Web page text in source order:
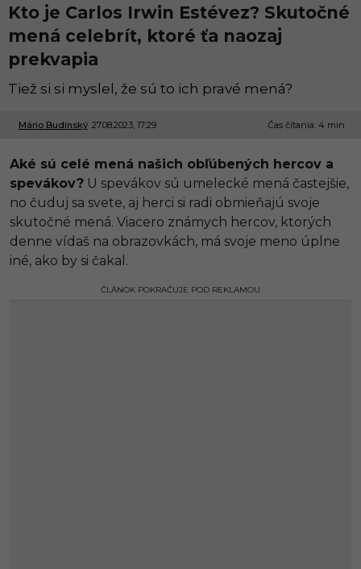
Kto je Carlos Irwin Estévez? Skutočné
mená celebrít, ktoré ťa naozaj
prekvapia
Tiež si si myslel, že sú to ich pravé mená?
Mário Budinský 27.08.2023, 17:29
2
0
8
.
2
2
3
1
Čas čítania: 4 min
Aké sú celé mená našich obľúbených hercov a
spevákov? U spevákov sú umelecké mená častejšie,
no čuduj sa svete, aj herci si radi obmieňajú svoje
skutočné mená. Viacero známych hercov, ktorých
denne vídaš na obrazovkách, má svoje meno úplne
iné, ako by si čakal.
ČLÁNOK POKRAČUJE POD REKLAMOU